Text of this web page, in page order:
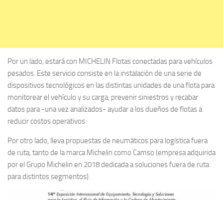
Por un lado, estará con MICHELIN Flotas conectadas para vehículos
pesados. Este servicio consiste en la instalación de una serie de
dispositivos tecnológicos en las distintas unidades de una flota para
monitorear el vehículo y su carga, prevenir siniestros y recabar
datos para -una vez analizados- ayudar a los dueños de flotas a
reducir costos operativos.
Por otro lado, lleva propuestas de neumáticos para logística fuera
de ruta, tanto de la marca Michelin como Camso (empresa adquirida
por el Grupo Michelin en 2018 dedicada a soluciones fuera de ruta
para distintos segmentos).